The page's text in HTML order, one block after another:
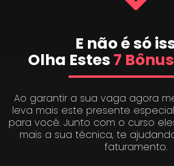
E não é só
Olha Estes 7
Ao garantir a sua vaga agora
leva mais este presente
para você. Junto com o curso
mais a sua técnica, te
faturamento.